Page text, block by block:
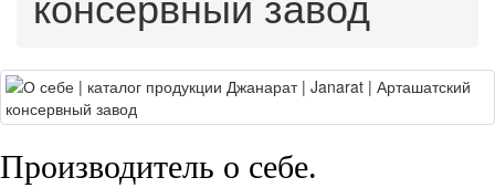
Производитель о себе.